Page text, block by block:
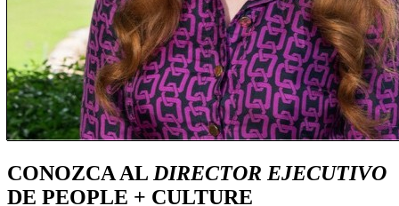
CONOZCA AL DIRECTOR EJECUTIVO
DE PEOPLE + CULTURE